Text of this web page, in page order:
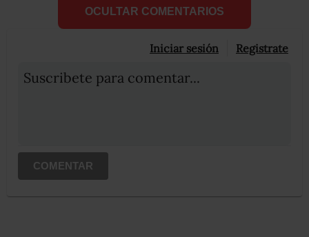
OCULTAR COMENTARIOS
Iniciar sesión Registrate
Suscribete para comentar...
COMENTAR